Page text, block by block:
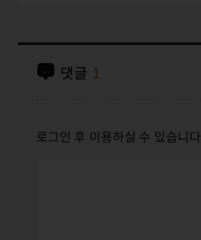
댓글 1
로그인 후 이용하실 수 있습니다